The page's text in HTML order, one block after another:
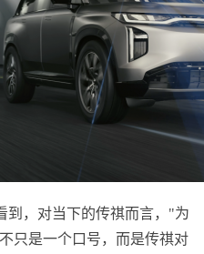
到，对当下的传祺而言，"为
只是一个口号，而是传祺对